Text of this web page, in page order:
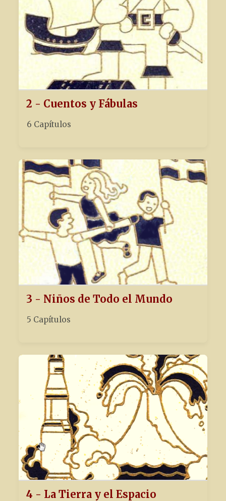
2 - Cuentos y Fábulas
6 Capítulos
3 - Niños de Todo el Mundo
5 Capítulos
4 - La Tierra y el Espacio